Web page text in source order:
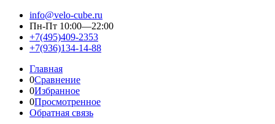
info@velo-cube.ru
Пн-Пт 10:00—22:00
+7(495)409-2353
+7(936)134-14-88
Главная
0Сравнение
0Избранное
0Просмотренное
Обратная связь